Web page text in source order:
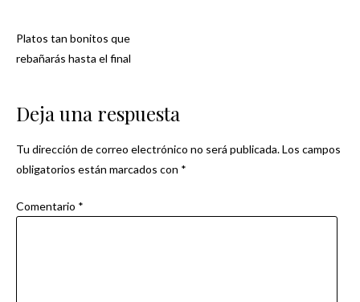
Navegación
Platos tan bonitos que
rebañarás hasta el final
Deja una respuesta
Tu dirección de correo electrónico no será publicada.Los campos
obligatorios están marcados con *
Comentario *